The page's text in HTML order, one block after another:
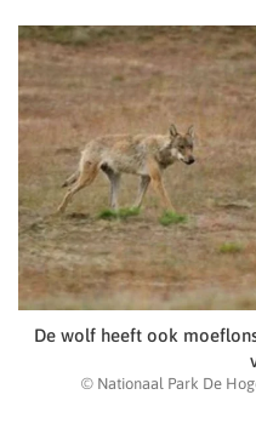
De wolf heeft ook
© Nationaal Park De